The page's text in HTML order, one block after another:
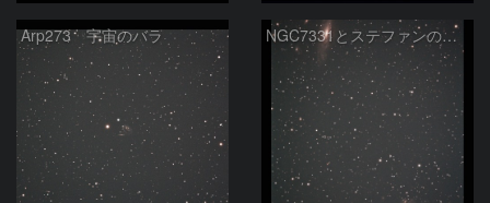
Arp273 宇宙のバラ NGC7331とステファンの五つ子